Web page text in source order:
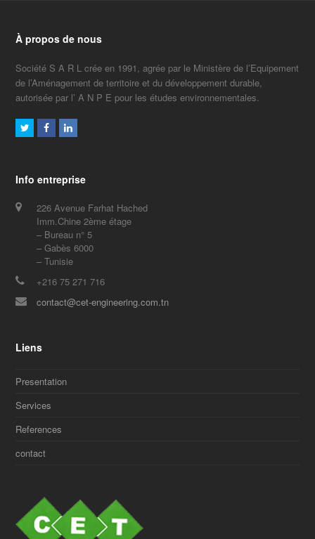
À propos de nous
Société S A R L crée en 1991, agrée par le Ministère de l’Equipement
de l’Aménagement de territoire et du développement durable,
autorisée par l’ A N P E pour les études environnementales.
TwitterFacebookLinkedIn
Info entreprise
226 Avenue Farhat Hached
Imm.Chine 2ème étage
– Bureau n° 5
– Gabès 6000
– Tunisie
+216 75 271 716
contact@cet-engineering.com.tn
Liens
Presentation
Services
References
contact